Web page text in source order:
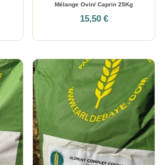
Mélange Ovin/ Caprin 25Kg
15,50 €